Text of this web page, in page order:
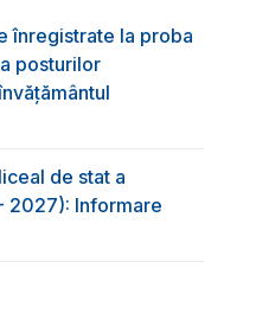
înregistrate la proba
posturilor
de stat a
2027): Informare